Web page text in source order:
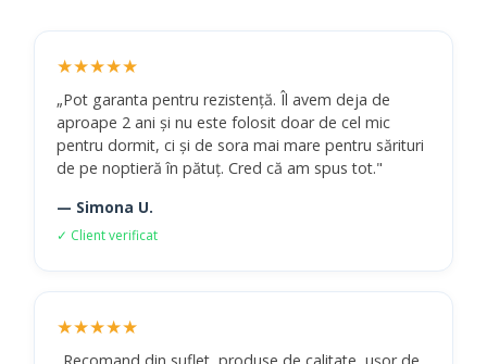
★★★★★
„Pot garanta pentru rezistență. Îl avem deja de
aproape 2 ani și nu este folosit doar de cel mic
pentru dormit, ci și de sora mai mare pentru sărituri
de pe noptieră în pătuț. Cred că am spus tot."
— Simona U.
✓ Client verificat
★★★★★